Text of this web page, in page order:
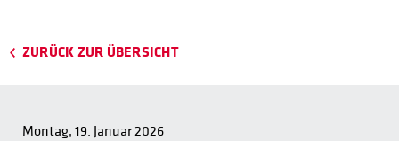
ZURÜCK ZUR ÜBERSICHT
Montag, 19. Januar 2026